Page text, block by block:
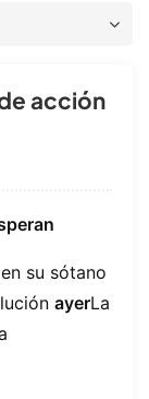
acción
su sótano
ayerLa